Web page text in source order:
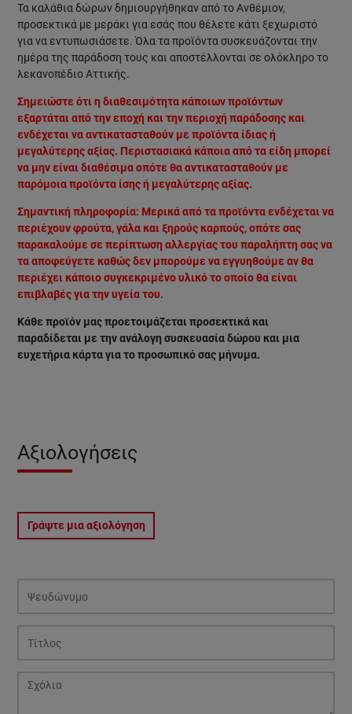
Τα καλάθια δώρων δημιουργήθηκαν από το Ανθέμιον,
προσεκτικά με μεράκι για εσάς που θέλετε κάτι ξεχωριστό
για να εντυπωσιάσετε. Όλα τα προϊόντα συσκευάζονται την
ημέρα της παράδοση τους και αποστέλλονται σε ολόκληρο το
λεκανοπέδιο Αττικής.
Σημειώστε ότι η διαθεσιμότητα κάποιων προϊόντων
εξαρτάται από την εποχή και την περιοχή παράδοσης και
ενδέχεται να αντικατασταθούν με προϊόντα ίδιας ή
μεγαλύτερης αξίας. Περιστασιακά κάποια από τα είδη μπορεί
να μην είναι διαθέσιμα οπότε θα αντικατασταθούν με
παρόμοια προϊόντα ίσης ή μεγαλύτερης αξίας.
Σημαντική πληροφορία: Μερικά από τα προϊόντα ενδέχεται να
περιέχουν φρούτα, γάλα και ξηρούς καρπούς, οπότε σας
παρακαλούμε σε περίπτωση αλλεργίας του παραλήπτη σας να
τα αποφεύγετε καθώς δεν μπορούμε να εγγυηθούμε αν θα
περιέχει κάποιο συγκεκριμένο υλικό το οποίο θα είναι
επιβλαβές για την υγεία του.
Κάθε προϊόν μας προετοιμάζεται προσεκτικά και
παραδίδεται με την ανάλογη συσκευασία δώρου και μια
ευχετήρια κάρτα για το προσωπικό σας μήνυμα.
Αξιολογήσεις
Γράψτε μια αξιολόγηση